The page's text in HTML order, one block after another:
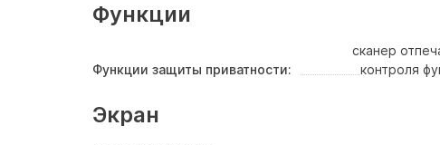
Функции
Функции защиты приватности:
сканер
контроля
Экран